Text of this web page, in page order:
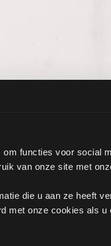
functies voor social
van onze site met
die u aan ze heeft
met onze cookies als u